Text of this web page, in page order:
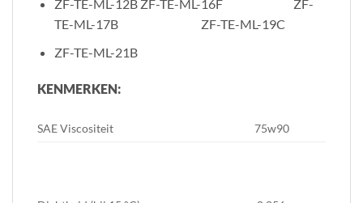
ZF-TE-ML-12B ZF-TE-ML-16F ZF-
TE-ML-17B ZF-TE-ML-19C
ZF-TE-ML-21B
KENMERKEN:
SAE Viscositeit 75w90